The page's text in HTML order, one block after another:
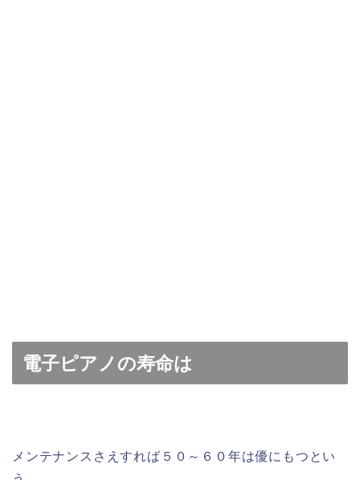
電子ピアノの寿命は
メンテナンスさえすれば５０～６０年は優にもつとい